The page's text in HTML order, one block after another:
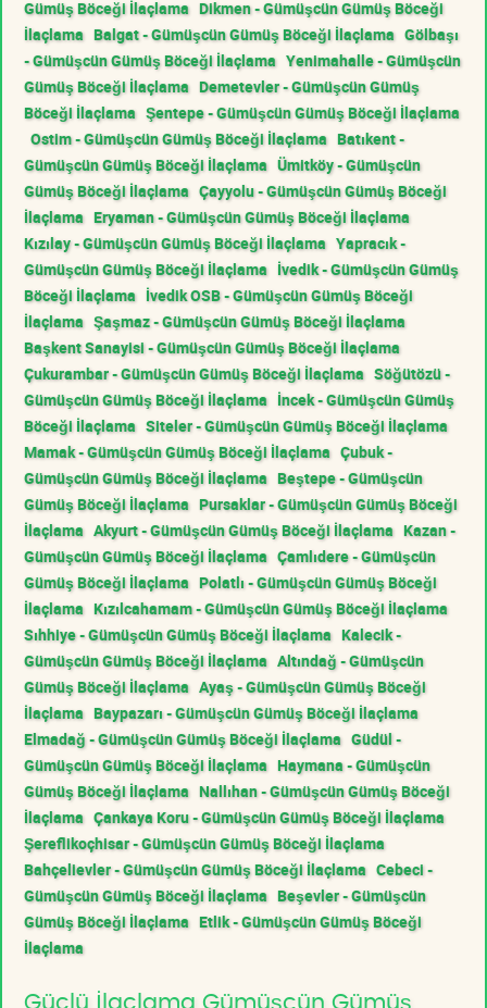
Gümüş Böceği İlaçlama Dikmen - Gümüşcün Gümüş Böceği
İlaçlama Balgat - Gümüşcün Gümüş Böceği İlaçlama Gölbaşı
- Gümüşcün Gümüş Böceği İlaçlama Yenimahalle - Gümüşcün
Gümüş Böceği İlaçlama Demetevler - Gümüşcün Gümüş
Böceği İlaçlama Şentepe - Gümüşcün Gümüş Böceği İlaçlama
Ostim - Gümüşcün Gümüş Böceği İlaçlama Batıkent -
Gümüşcün Gümüş Böceği İlaçlama Ümitköy - Gümüşcün
Gümüş Böceği İlaçlama Çayyolu - Gümüşcün Gümüş Böceği
İlaçlama Eryaman - Gümüşcün Gümüş Böceği İlaçlama
Kızılay - Gümüşcün Gümüş Böceği İlaçlama Yapracık -
Gümüşcün Gümüş Böceği İlaçlama İvedik - Gümüşcün Gümüş
Böceği İlaçlama İvedik OSB - Gümüşcün Gümüş Böceği
İlaçlama Şaşmaz - Gümüşcün Gümüş Böceği İlaçlama
Başkent Sanayisi - Gümüşcün Gümüş Böceği İlaçlama
Çukurambar - Gümüşcün Gümüş Böceği İlaçlama Söğütözü -
Gümüşcün Gümüş Böceği İlaçlama İncek - Gümüşcün Gümüş
Böceği İlaçlama Siteler - Gümüşcün Gümüş Böceği İlaçlama
Mamak - Gümüşcün Gümüş Böceği İlaçlama Çubuk -
Gümüşcün Gümüş Böceği İlaçlama Beştepe - Gümüşcün
Gümüş Böceği İlaçlama Pursaklar - Gümüşcün Gümüş Böceği
İlaçlama Akyurt - Gümüşcün Gümüş Böceği İlaçlama Kazan -
Gümüşcün Gümüş Böceği İlaçlama Çamlıdere - Gümüşcün
Gümüş Böceği İlaçlama Polatlı - Gümüşcün Gümüş Böceği
İlaçlama Kızılcahamam - Gümüşcün Gümüş Böceği İlaçlama
Sıhhiye - Gümüşcün Gümüş Böceği İlaçlama Kalecik -
Gümüşcün Gümüş Böceği İlaçlama Altındağ - Gümüşcün
Gümüş Böceği İlaçlama Ayaş - Gümüşcün Gümüş Böceği
İlaçlama Baypazarı - Gümüşcün Gümüş Böceği İlaçlama
Elmadağ - Gümüşcün Gümüş Böceği İlaçlama Güdül -
Gümüşcün Gümüş Böceği İlaçlama Haymana - Gümüşcün
Gümüş Böceği İlaçlama Nallıhan - Gümüşcün Gümüş Böceği
İlaçlama Çankaya Koru - Gümüşcün Gümüş Böceği İlaçlama
Şereflikoçhisar - Gümüşcün Gümüş Böceği İlaçlama
Bahçelievler - Gümüşcün Gümüş Böceği İlaçlama Cebeci -
Gümüşcün Gümüş Böceği İlaçlama Beşevler - Gümüşcün
Gümüş Böceği İlaçlama Etlik - Gümüşcün Gümüş Böceği
İlaçlama
Güçlü İlaçlama Gümüşcün Gümüş